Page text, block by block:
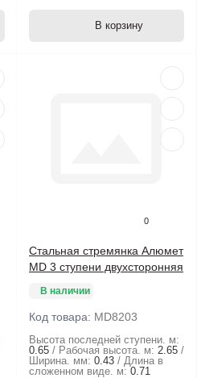
В корзину
0
Стальная стремянка Алюмет
MD 3 ступени двухсторонняя
В наличии
Код товара: MD8203
Высота последней ступени. м:
0.65
Рабочая высота. м: 2.65
Ширина. мм: 0.43
Длина в
сложенном виде. м: 0.71